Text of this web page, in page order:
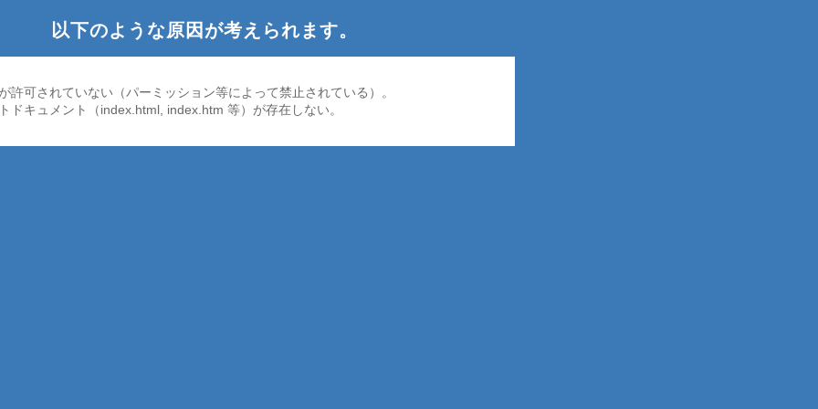
以下のような原因が考えられます。
許可されていない（パーミッション等によって禁止されている）。
ドキュメント（index.html, index.htm 等）が存在しない。